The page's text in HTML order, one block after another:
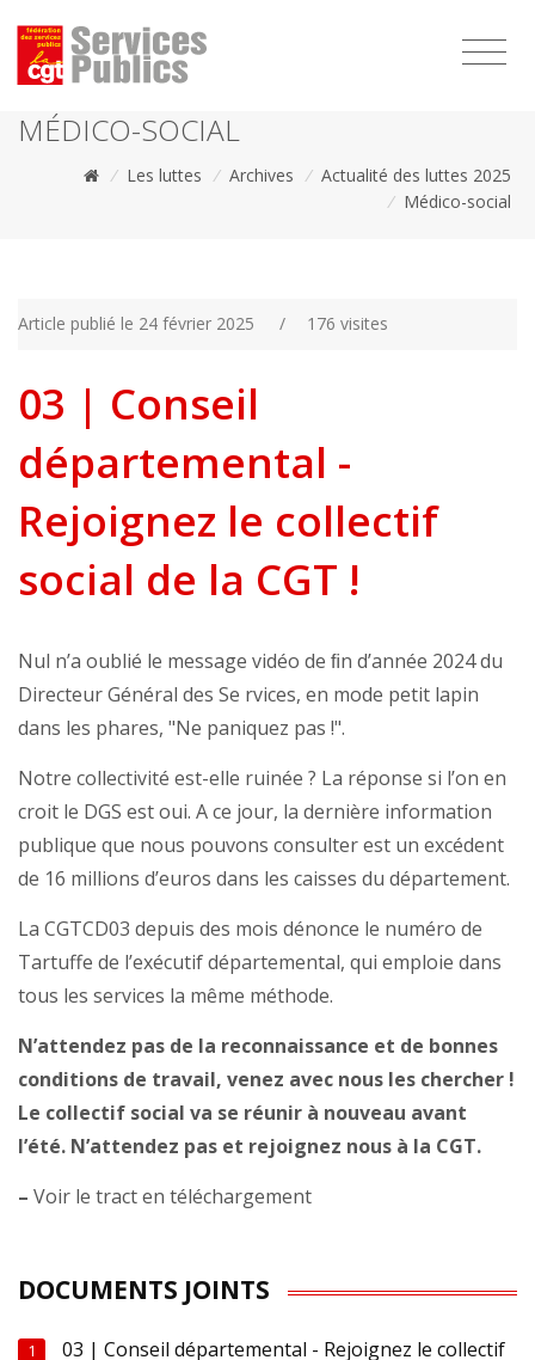
MÉDICO-SOCIAL
/ Les luttes / Archives / Actualité des luttes 2025
/ Médico-social
Article publié le 24 février 2025 / 176 visites
03 | Conseil
départemental -
Rejoignez le collectif
social de la CGT !
Nul n’a oublié le message vidéo de ﬁn d’année 2024 du
Directeur Général des Se rvices, en mode petit lapin
dans les phares, "Ne paniquez pas !".
Notre collectivité est-elle ruinée ? La réponse si l’on en
croit le DGS est oui. A ce jour, la dernière information
publique que nous pouvons consulter est un excédent
de 16 millions d’euros dans les caisses du département.
La CGTCD03 depuis des mois dénonce le numéro de
Tartuffe de l’exécutif départemental, qui emploie dans
tous les services la même méthode.
N’attendez pas de la reconnaissance et de bonnes
conditions de travail, venez avec nous les chercher !
Le collectif social va se réunir à nouveau avant
l’été. N’attendez pas et rejoignez nous à la CGT.
– Voir le tract en téléchargement
DOCUMENTS JOINTS
1
03 | Conseil départemental - Rejoignez le collectif